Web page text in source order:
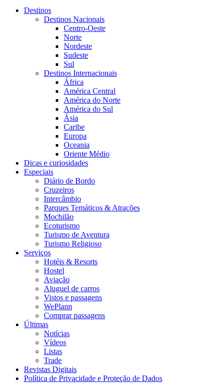
Destinos
Destinos Nacionais
Centro-Oeste
Norte
Nordeste
Sudeste
Sul
Destinos Internacionais
África
América Central
América do Norte
América do Sul
Ásia
Caribe
Europa
Oceania
Oriente Médio
Dicas e curiosidades
Especiais
Diário de Bordo
Cruzeiros
Intercâmbio
Parques Temáticos & Atrações
Mochilão
Ecoturismo
Turismo de Aventura
Turismo Religioso
Serviços
Hotéis & Resorts
Hostel
Aviação
Aluguel de carros
Vistos e passagens
WePlann
Comprar passagens
Últimas
Notícias
Vídeos
Listas
Trade
Revistas Digitais
Política de Privacidade e Proteção de Dados